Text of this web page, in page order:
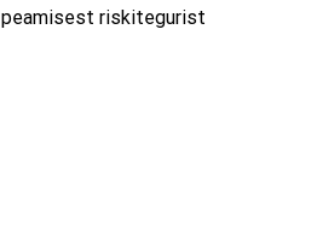
riskitegurist